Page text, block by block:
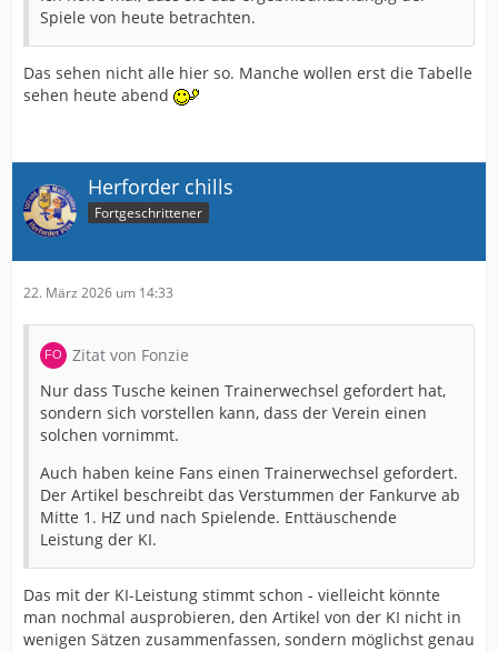
Spiele von heute betrachten.
Das sehen nicht alle hier so. Manche wollen erst die Tabelle
sehen heute abend
Herforder chills
Fortgeschrittener
22. März 2026 um 14:33
Zitat von Fonzie
Nur dass Tusche keinen Trainerwechsel gefordert hat,
sondern sich vorstellen kann, dass der Verein einen
solchen vornimmt.
Auch haben keine Fans einen Trainerwechsel gefordert.
Der Artikel beschreibt das Verstummen der Fankurve ab
Mitte 1. HZ und nach Spielende. Enttäuschende
Leistung der KI.
Das mit der KI-Leistung stimmt schon - vielleicht könnte
man nochmal ausprobieren, den Artikel von der KI nicht in
wenigen Sätzen zusammenfassen, sondern möglichst genau